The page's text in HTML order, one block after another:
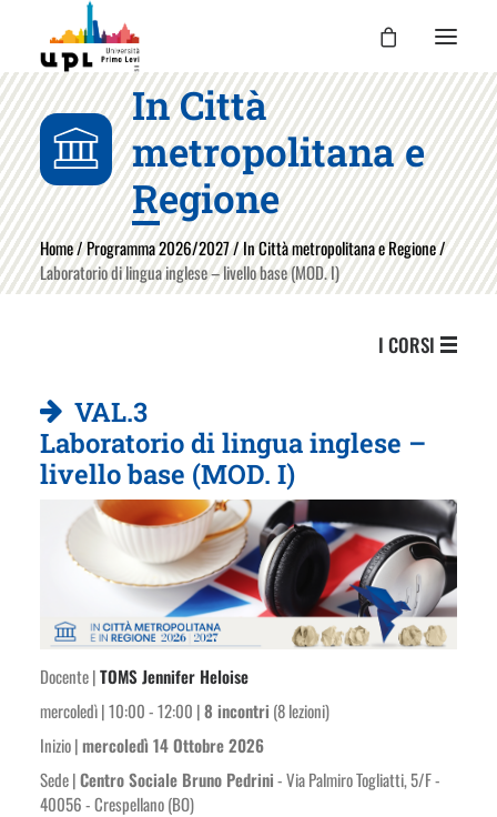
UPL
I CORSI
LE ATTIVITÀ
I DOCENTI
UPL PER TE
Home/Programma 2026/2027/In Città metropolitana e Regione/
Laboratorio di lingua inglese – livello base (MOD. I)
In Città
metropolitana e
Regione
I CORSI
VAL.3
Laboratorio di lingua inglese –
livello base (MOD. I)
Docente |TOMS Jennifer Heloise
mercoledì | 10:00 - 12:00 |8 incontri (8 lezioni)
Inizio |mercoledì 14 Ottobre 2026
Sede |Centro Sociale Bruno Pedrini- Via Palmiro Togliatti, 5/F -
40056 - Crespellano (BO)